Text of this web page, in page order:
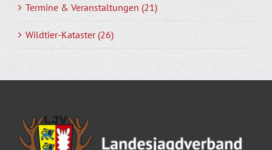
Termine & Veranstaltungen (21)
Wildtier-Kataster (26)